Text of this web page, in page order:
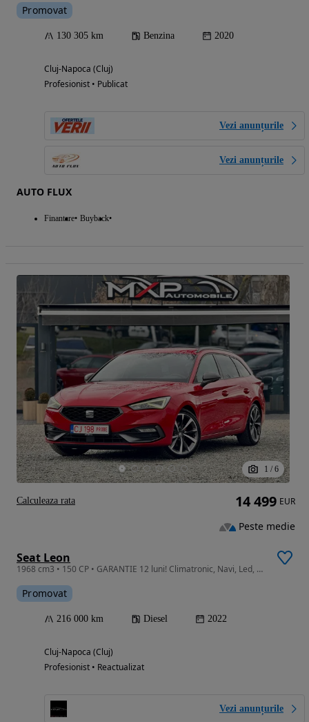
Promovat
130 305 km Benzina 2020
Cluj-Napoca (Cluj)
Profesionist • Publicat
Vezi anunțurile
Vezi anunțurile
AUTO FLUX
Finantare Buyback
1 / 6
Seat Leon
1968 cm3 • 150 CP • GARANTIE 12 luni! Climatronic, Navi, Led, Camera Marsarier, Virtual
Promovat
216 000 km Diesel 2022
Cluj-Napoca (Cluj)
Profesionist • Reactualizat
Vezi anunțurile
14 499 EUR
Peste medie
Calculeaza rata